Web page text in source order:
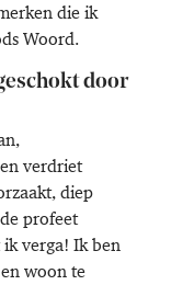
die ik
Woord.
door
verdriet
diep
profeet
ik verga! Ik ben
woon te